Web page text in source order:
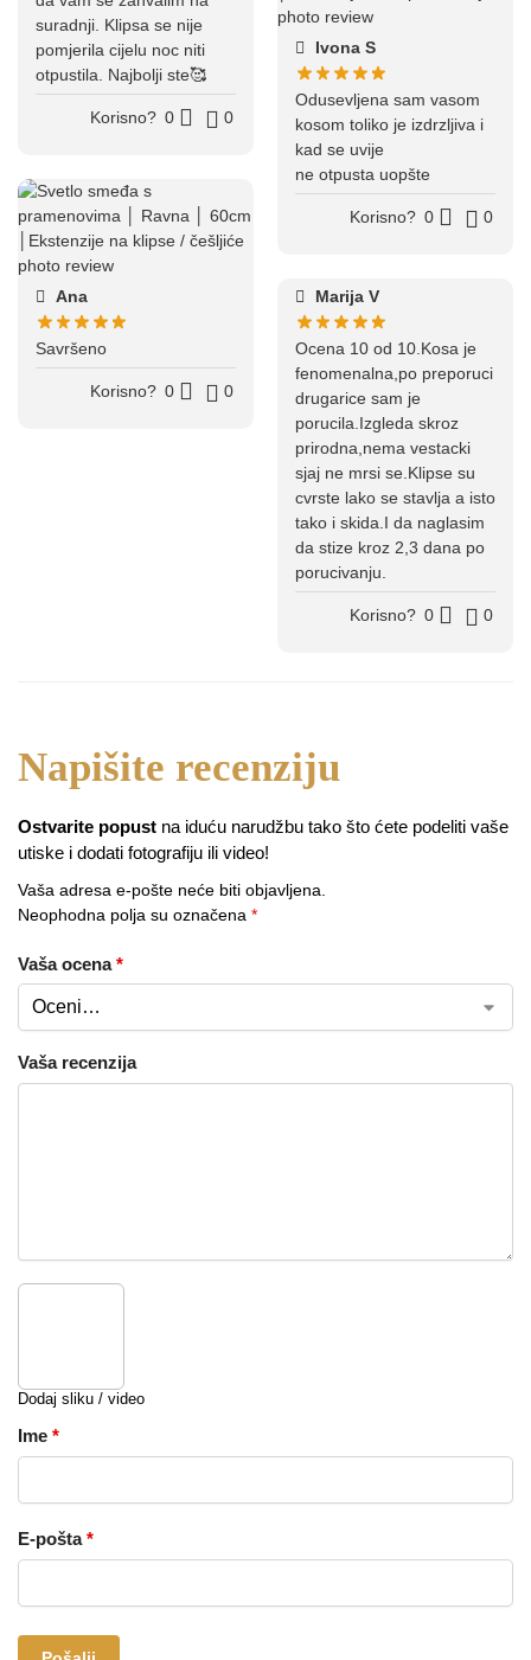
suradnji. Klipsa se nije
pomjerila cijelu noc niti
otpustila. Najbolji ste🥰
Korisno? 0 0
Ivona S
Odusevljena sam vasom
kosom toliko je izdrzljiva i
kad se uvije
ne otpusta uopšte
Korisno? 0 0
Ana
Savršeno
Korisno? 0 0
Marija V
Ocena 10 od 10.Kosa je
fenomenalna,po preporuci
drugarice sam je
porucila.Izgleda skroz
prirodna,nema vestacki
sjaj ne mrsi se.Klipse su
cvrste lako se stavlja a isto
tako i skida.I da naglasim
da stize kroz 2,3 dana po
porucivanju.
Korisno? 0 0
Ostvarite popust na iduću narudžbu tako što ćete podeliti vaše
utiske i dodati fotografiju ili video!
Vaša adresa e-pošte neće biti objavljena.
Neophodna polja su označena *
Vaša ocena*
Vaša recenzija
Dodaj sliku / video
Ime *
E-pošta*